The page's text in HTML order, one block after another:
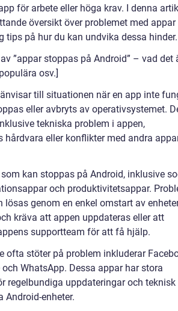
för arbete eller höga krav. I denna
översikt över problemet med
tips på hur du kan undvika dessa hinder.
”appar stoppas på Android” – vad det
osv.]
till situationen när en app inte
eller avbryts av operativsystemet.
tekniska problem i appen,
eller konflikter med andra
kan stoppas på Android, inklusive
och produktivitetsappar.
genom en enkel omstart av
kräva att appen uppdateras eller att
supportteam för att få hjälp.
ofta stöter på problem inkluderar
WhatsApp. Dessa appar har stora
regelbundiga uppdateringar och
enheter.